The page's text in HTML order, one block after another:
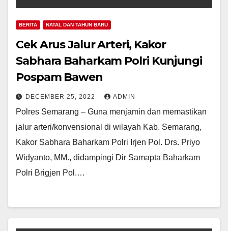
BERITA NATAL DAN TAHUN BARU
Cek Arus Jalur Arteri, Kakor
Sabhara Baharkam Polri Kunjungi
Pospam Bawen
DECEMBER 25, 2022 ADMIN
Polres Semarang – Guna menjamin dan memastikan
jalur arteri/konvensional di wilayah Kab. Semarang,
Kakor Sabhara Baharkam Polri Irjen Pol. Drs. Priyo
Widyanto, MM., didampingi Dir Samapta Baharkam
Polri Brigjen Pol.…